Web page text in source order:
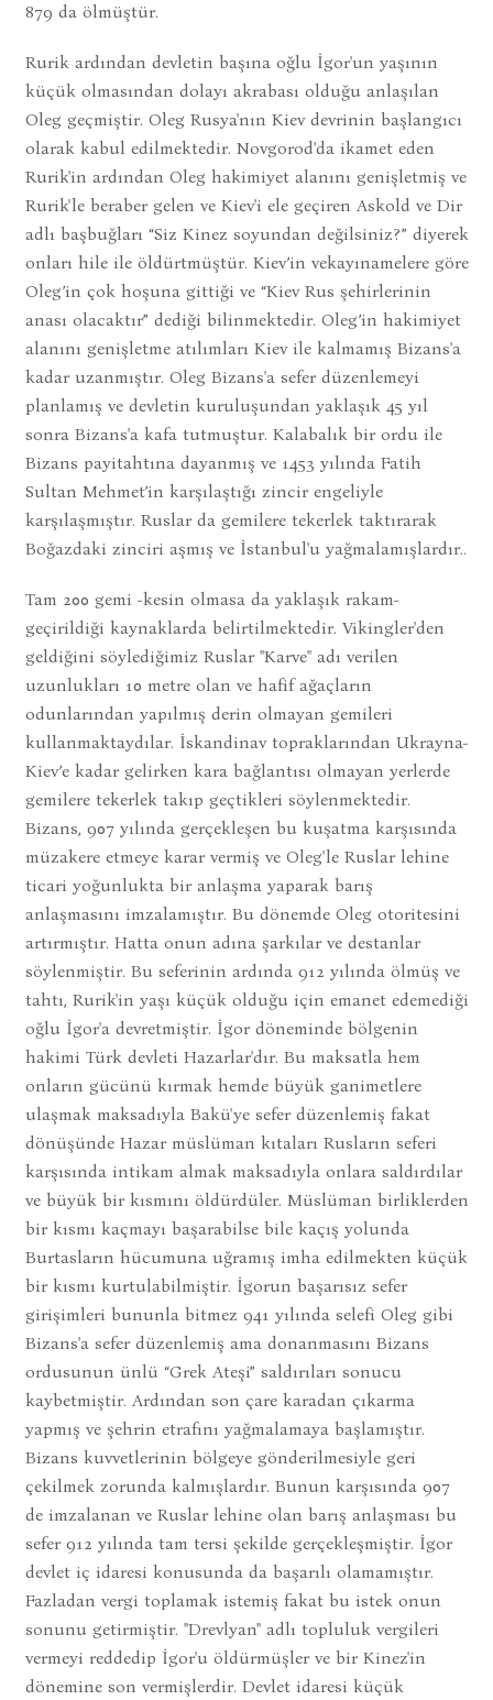
879 da ölmüştür.
Rurik ardından devletin başına oğlu İgor'un yaşının
küçük olmasından dolayı akrabası olduğu anlaşılan
Oleg geçmiştir. Oleg Rusya'nın Kiev devrinin başlangıcı
olarak kabul edilmektedir. Novgorod'da ikamet eden
Rurik'in ardından Oleg hakimiyet alanını genişletmiş ve
Rurik'le beraber gelen ve Kiev'i ele geçiren Askold ve Dir
adlı başbuğları “Siz Kinez soyundan değilsiniz?” diyerek
onları hile ile öldürtmüştür. Kiev’in vekayınamelere göre
Oleg’in çok hoşuna gittiği ve “Kiev Rus şehirlerinin
anası olacaktır” dediği bilinmektedir. Oleg’in hakimiyet
alanını genişletme atılımları Kiev ile kalmamış Bizans'a
kadar uzanmıştır. Oleg Bizans'a sefer düzenlemeyi
planlamış ve devletin kuruluşundan yaklaşık 45 yıl
sonra Bizans'a kafa tutmuştur. Kalabalık bir ordu ile
Bizans payitahtına dayanmış ve 1453 yılında Fatih
Sultan Mehmet’in karşılaştığı zincir engeliyle
karşılaşmıştır. Ruslar da gemilere tekerlek taktırarak
Boğazdaki zinciri aşmış ve İstanbul'u yağmalamışlardır..
Tam 200 gemi -kesin olmasa da yaklaşık rakam-
geçirildiği kaynaklarda belirtilmektedir. Vikingler'den
geldiğini söylediğimiz Ruslar "Karve" adı verilen
uzunlukları 10 metre olan ve hafif ağaçların
odunlarından yapılmış derin olmayan gemileri
kullanmaktaydılar. İskandinav topraklarından Ukrayna-
Kiev’e kadar gelirken kara bağlantısı olmayan yerlerde
gemilere tekerlek takıp geçtikleri söylenmektedir.
Bizans, 907 yılında gerçekleşen bu kuşatma karşısında
müzakere etmeye karar vermiş ve Oleg'le Ruslar lehine
ticari yoğunlukta bir anlaşma yaparak barış
anlaşmasını imzalamıştır. Bu dönemde Oleg otoritesini
artırmıştır. Hatta onun adına şarkılar ve destanlar
söylenmiştir. Bu seferinin ardında 912 yılında ölmüş ve
tahtı, Rurik'in yaşı küçük olduğu için emanet edemediği
oğlu İgor'a devretmiştir. İgor döneminde bölgenin
hakimi Türk devleti Hazarlar'dır. Bu maksatla hem
onların gücünü kırmak hemde büyük ganimetlere
ulaşmak maksadıyla Bakü'ye sefer düzenlemiş fakat
dönüşünde Hazar müslüman kıtaları Rusların seferi
karşısında intikam almak maksadıyla onlara saldırdılar
ve büyük bir kısmını öldürdüler. Müslüman birliklerden
bir kısmı kaçmayı başarabilse bile kaçış yolunda
Burtasların hücumuna uğramış imha edilmekten küçük
bir kısmı kurtulabilmiştir. İgorun başarısız sefer
girişimleri bununla bitmez 941 yılında selefi Oleg gibi
Bizans'a sefer düzenlemiş ama donanmasını Bizans
ordusunun ünlü “Grek Ateşi” saldırıları sonucu
kaybetmiştir. Ardından son çare karadan çıkarma
yapmış ve şehrin etrafını yağmalamaya başlamıştır.
Bizans kuvvetlerinin bölgeye gönderilmesiyle geri
çekilmek zorunda kalmışlardır. Bunun karşısında 907
de imzalanan ve Ruslar lehine olan barış anlaşması bu
sefer 912 yılında tam tersi şekilde gerçekleşmiştir. İgor
devlet iç idaresi konusunda da başarılı olamamıştır.
Fazladan vergi toplamak istemiş fakat bu istek onun
sonunu getirmiştir. "Drevlyan" adlı topluluk vergileri
vermeyi reddedip İgor'u öldürmüşler ve bir Kinez'in
dönemine son vermişlerdir. Devlet idaresi küçük